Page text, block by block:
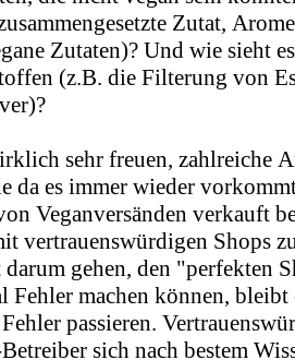
Zutat,
Zutaten)? Und wie sieht
(z.B. die Filterung von
sehr freuen, zahlreiche
da es immer wieder
Veganversänden verkauft
vertrauenswürdigen Shops
gehen, den "perfekten
Fehler machen können, bleibt
passieren.
sich nach bestem